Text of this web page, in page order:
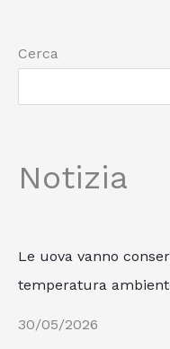
Cerca
Notizia
Le uova vanno
temperatura
30/05/2026